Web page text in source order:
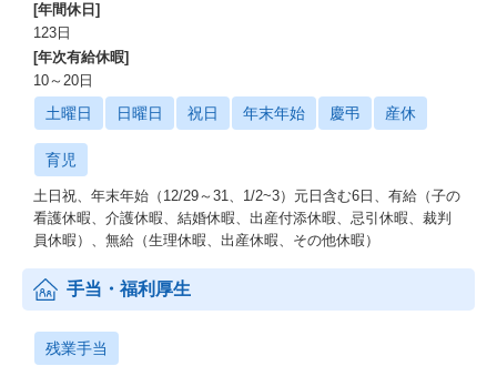
[年間休日]
123日
[年次有給休暇]
10～20日
土曜日 日曜日 祝日 年末年始 慶弔 産休
育児
土日祝、年末年始（12/29～31、1/2~3）元日含む6日、有給（子の
看護休暇、介護休暇、結婚休暇、出産付添休暇、忌引休暇、裁判
員休暇）、無給（生理休暇、出産休暇、その他休暇）
手当・福利厚生
残業手当